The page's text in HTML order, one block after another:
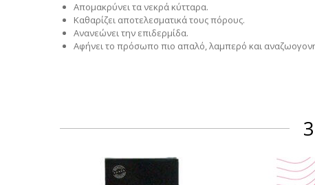
Απομακρύνει τα νεκρά κύτταρα.
Καθαρίζει αποτελεσματικά τους πόρους.
Ανανεώνει την επιδερμίδα.
Αφήνει το πρόσωπο πιο απαλό, λαμπερό και